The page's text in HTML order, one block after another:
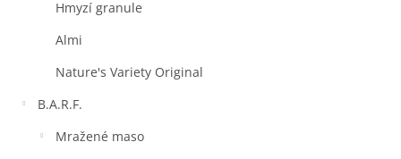
Hmyzí granule
Almi
Nature's Variety Original
B.A.R.F.
Mražené maso